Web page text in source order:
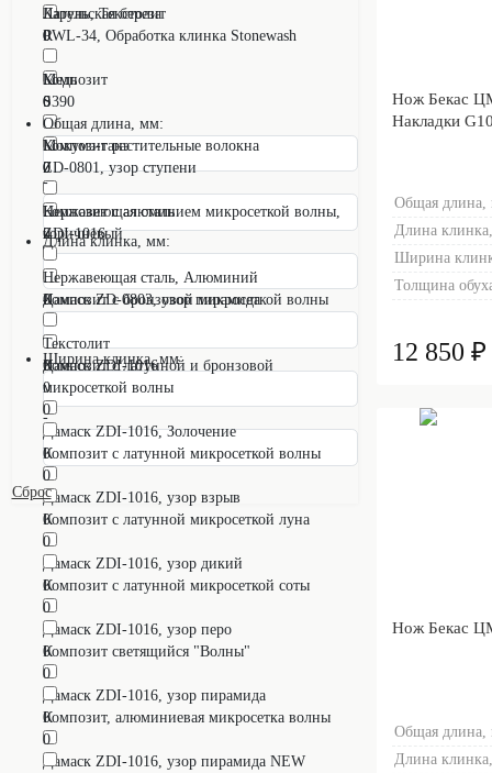
RWL-34, Обработка клинка Stonewash
0
S390
0
ZD-0801, узор ступени
0
ZDI-1016
0
Дамаск ZD-0803, узор пирамида
0
Дамаск ZDI-1016
0
Дамаск ZDI-1016, Золочение
0
Дамаск ZDI-1016, узор взрыв
0
Дамаск ZDI-1016, узор дикий
0
Дамаск ZDI-1016, узор перо
0
Дамаск ZDI-1016, узор пирамида
0
Дамаск ZDI-1016, узор пирамида NEW
Карельская береза
0
Композит
0
Композит растительные волокна
0
Композит с алюминием микросеткой волны,
коричневый
0
Композит с бронзовой микросеткой волны
0
Композит с латунной и бронзовой
микросеткой волны
0
Композит с латунной микросеткой волны
0
Композит с латунной микросеткой луна
0
Композит с латунной микросеткой соты
0
Композит светящийся "Волны"
0
Композит, алюминиевая микросетка волны
0
Латунь, Текстолит
0
Медь
0
Мокумэ-ганэ
0
Нержавеющая сталь
0
Нержавеющая сталь, Алюминий
0
Текстолит
0
Общая длина, мм:
-
Длина клинка, мм:
-
Ширина клинка, мм:
-
Сброс
Нож Бекас
Накладки
Общая длина,
Длина
Ширина
Толщина
12 850 ₽
Нож Бекас
Общая длина,
Длина